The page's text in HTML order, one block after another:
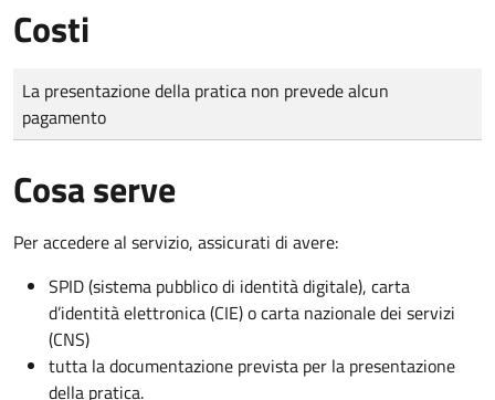
Costi
Tipo di pagamento
Importo
La presentazione della pratica non prevede alcun
pagamento
Cosa serve
Per accedere al servizio, assicurati di avere:
SPID (sistema pubblico di identità digitale), carta
d’identità elettronica (CIE) o carta nazionale dei servizi
(CNS)
tutta la documentazione prevista per la presentazione
della pratica.